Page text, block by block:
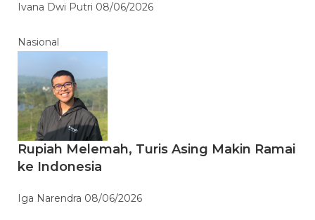
Ivana Dwi Putri 08/06/2026
Nasional
Rupiah Melemah, Turis Asing Makin Ramai
ke Indonesia
Iga Narendra 08/06/2026